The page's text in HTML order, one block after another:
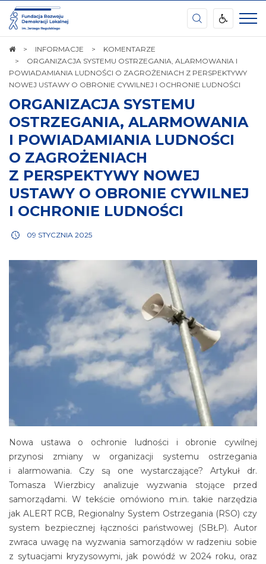
Ośrodek
Kształcenia
Samorządu
Terytorialnego
Waleriana
Pańki
STRONA
GŁÓWNA
INFORMACJE
KOMENTARZE
ORGANIZACJA SYSTEMU OSTRZEGANIA, ALARMOWANIA I
POWIADAMIANIA LUDNOŚCI O ZAGROŻENIACH Z PERSPEKTYWY
NOWEJ USTAWY O OBRONIE CYWILNEJ I OCHRONIE LUDNOŚCI
ORGANIZACJA SYSTEMU
OSTRZEGANIA, ALARMOWANIA
I POWIADAMIANIA LUDNOŚCI
O ZAGROŻENIACH
Z PERSPEKTYWY NOWEJ
USTAWY O OBRONIE CYWILNEJ
I OCHRONIE LUDNOŚCI
09 STYCZNIA 2025
Nowa ustawa o ochronie ludności i obronie cywilnej
przynosi zmiany w organizacji systemu ostrzegania
i alarmowania. Czy są one wystarczające? Artykuł dr.
Tomasza Wierzbicy analizuje wyzwania stojące przed
samorządami. W tekście omówiono m.in. takie narzędzia
jak ALERT RCB, Regionalny System Ostrzegania (RSO) czy
system bezpiecznej łączności państwowej (SBŁP). Autor
zwraca uwagę na wyzwania samorządów w radzeniu sobie
z sytuacjami kryzysowymi, jak powódź w 2024 roku, oraz